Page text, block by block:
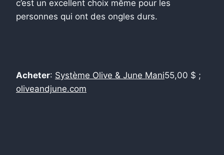
c’est un excellent choix même pour les
personnes qui ont des ongles durs.
Acheter: Système Olive & June Mani55,00 $ ;
oliveandjune.com